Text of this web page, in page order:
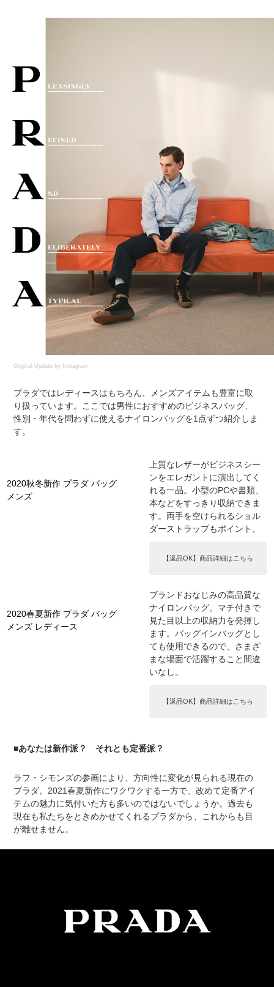
Original Update by Instagram
プラダではレディースはもちろん、メンズアイテムも豊富に取
り扱っています。ここでは男性におすすめのビジネスバッグ、
性別・年代を問わずに使えるナイロンバッグを1点ずつ紹介しま
す。
2020秋冬新作 プラダ バッグ
メンズ
上質なレザーがビジネスシー
ンをエレガントに演出してく
れる一品。小型のPCや書類、
本などをすっきり収納できま
す。両手を空けられるショル
ダーストラップもポイント。
【返品OK】商品詳細はこちら
2020春夏新作 プラダ バッグ
メンズ レディース
ブランドおなじみの高品質な
ナイロンバッグ。マチ付きで
見た目以上の収納力を発揮し
ます。バッグインバッグとし
ても使用できるので、さまざ
まな場面で活躍すること間違
いなし。
【返品OK】商品詳細はこちら
■あなたは新作派？ それとも定番派？
ラフ・シモンズの参画により、方向性に変化が見られる現在の
プラダ。2021春夏新作にワクワクする一方で、改めて定番アイ
テムの魅力に気付いた方も多いのではないでしょうか。過去も
現在も私たちをときめかせてくれるプラダから、これからも目
が離せません。